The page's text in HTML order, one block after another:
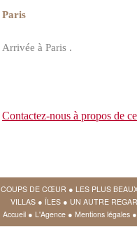
Paris
Arrivée à Paris .
Contactez-nous à propos de
COUPS DE CŒUR ● LES PLUS
VILLAS ● ÎLES ● UN AUTRE
Accueil ● L'Agence ● Mentions légales